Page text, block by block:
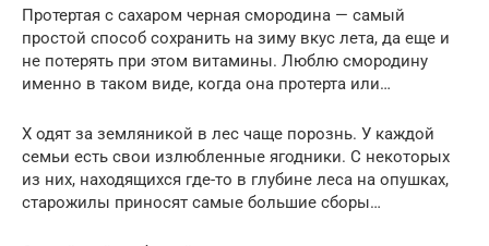
Протертая с сахаром черная смородина — самый
простой способ сохранить на зиму вкус лета, да еще и
не потерять при этом витамины. Люблю смородину
именно в таком виде, когда она протерта или…
Х одят за земляникой в лес чаще порознь. У каждой
семьи есть свои излюбленные ягодники. С некоторых
из них, находящихся где-то в глубине леса на опушках,
старожилы приносят самые большие сборы…